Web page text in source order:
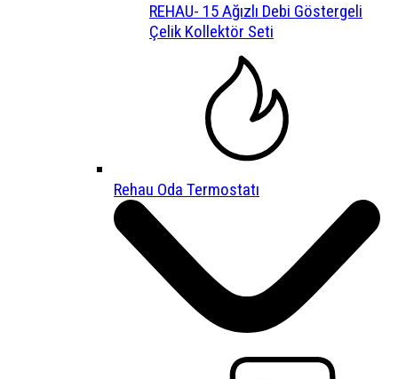
REHAU- 15 Ağızlı Debi Göstergeli
Çelik Kollektör Seti
Rehau Oda Termostatı